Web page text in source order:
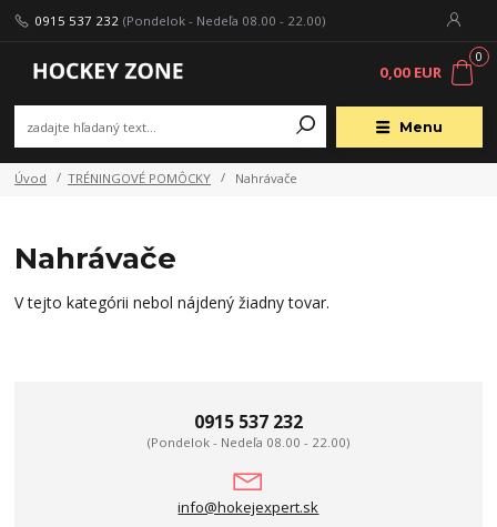
Menu
0915 537 232 (Pondelok - Nedeľa 08.00 - 22.00)
0
0,00 EUR
Úvod TRÉNINGOVÉ POMÔCKY Nahrávače
Nahrávače
V tejto kategórii nebol nájdený žiadny tovar.
0915 537 232
(Pondelok - Nedeľa 08.00 - 22.00)
info@hokejexpert.sk